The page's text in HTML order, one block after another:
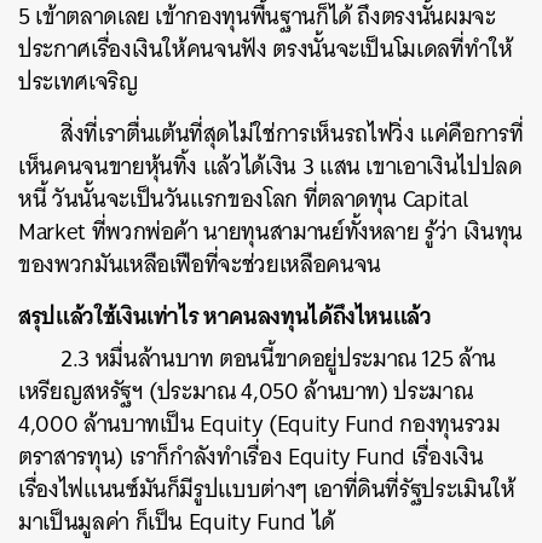
5 เข้าตลาดเลย เข้ากองทุนพื้นฐานก็ได้ ถึงตรงนั้นผมจะ
ประกาศเรื่องเงินให้คนจนฟัง ตรงนั้นจะเป็นโมเดลที่ทำให้
ประเทศเจริญ
สิ่งที่เราตื่นเต้นที่สุดไม่ใช่การเห็นรถไฟวิ่ง แค่คือการที่
เห็นคนจนขายหุ้นทิ้ง แล้วได้เงิน 3 แสน เขาเอาเงินไปปลด
หนี้ วันนั้นจะเป็นวันแรกของโลก ที่ตลาดทุน Capital
Market ที่พวกพ่อค้า นายทุนสามานย์ทั้งหลาย รู้ว่า เงินทุน
ของพวกมันเหลือเฟือที่จะช่วยเหลือคนจน
สรุปแล้วใช้เงินเท่าไร หาคนลงทุนได้ถึงไหนแล้ว
2.3 หมื่นล้านบาท ตอนนี้ขาดอยู่ประมาณ 125 ล้าน
เหรียญสหรัฐฯ (ประมาณ 4,050 ล้านบาท) ประมาณ
4,000 ล้านบาทเป็น Equity (Equity Fund กองทุนรวม
ตราสารทุน) เราก็กำลังทำเรื่อง Equity Fund เรื่องเงิน
เรื่องไฟแนนซ์มันก็มีรูปแบบต่างๆ เอาที่ดินที่รัฐประเมินให้
มาเป็นมูลค่า ก็เป็น Equity Fund ได้